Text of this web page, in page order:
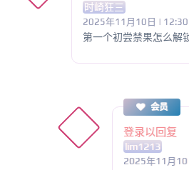
时崎狂三
2025年11月10日 | 12:30
第一个初尝禁果怎么解
会员
登录以回复
lim1213
2025年11月10